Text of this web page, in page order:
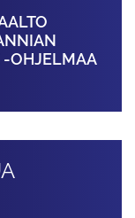
-OHJELMAA